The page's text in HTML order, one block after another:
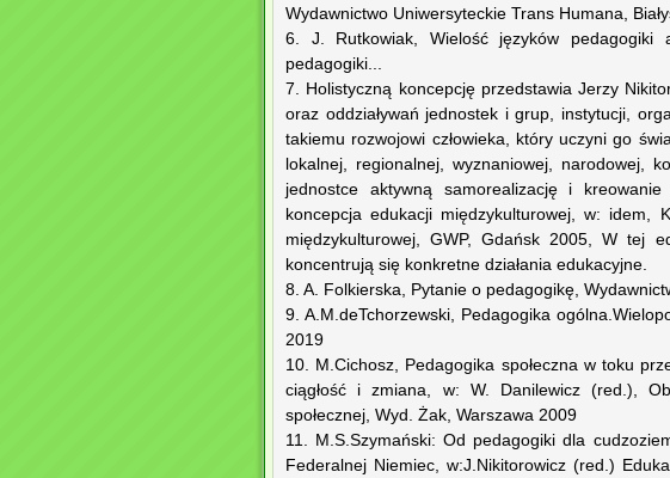
Wydawnictwo Uniwersyteckie Trans Humana,
6. J. Rutkowiak, Wielość języków
pedagogiki...
7. Holistyczną koncepcję przedstawia Jerzy
oraz oddziaływań jednostek i grup, instytucji,
takiemu rozwojowi człowieka, który uczyni go
lokalnej, regionalnej, wyznaniowej, narodowej,
jednostce aktywną samorealizację i
koncepcja edukacji międzykulturowej, w: idem,
międzykulturowej, GWP, Gdańsk 2005, W tej
koncentrują się konkretne działania edukacyjne.
8. A. Folkierska, Pytanie o pedagogikę,
9. A.M.deTchorzewski, Pedagogika
2019
10. M.Cichosz, Pedagogika społeczna w toku
ciągłość i zmiana, w: W. Danilewicz (red.),
społecznej, Wyd. Żak, Warszawa 2009
11. M.S.Szymański: Od pedagogiki dla
Federalnej Niemiec, w:J.Nikitorowicz (red.)